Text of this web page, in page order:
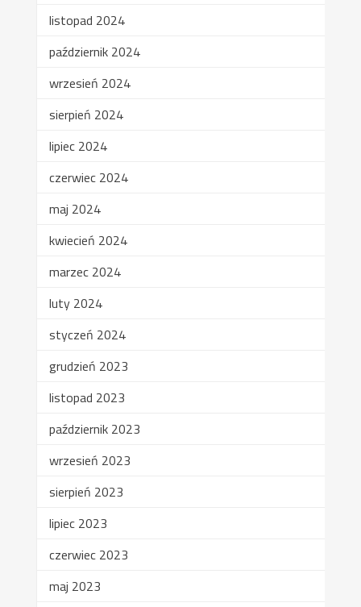
listopad 2024
październik 2024
wrzesień 2024
sierpień 2024
lipiec 2024
czerwiec 2024
maj 2024
kwiecień 2024
marzec 2024
luty 2024
styczeń 2024
grudzień 2023
listopad 2023
październik 2023
wrzesień 2023
sierpień 2023
lipiec 2023
czerwiec 2023
maj 2023